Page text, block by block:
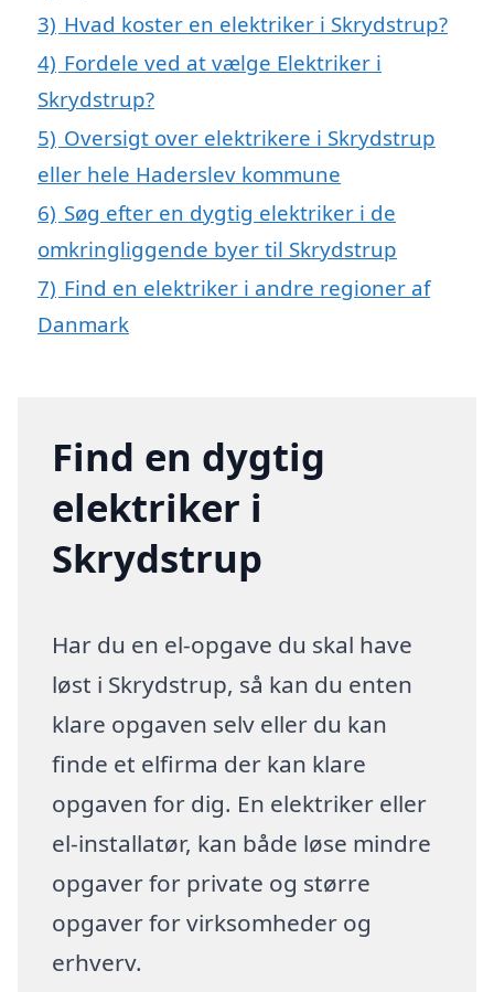
3) Hvad koster en elektriker i Skrydstrup?
4) Fordele ved at vælge Elektriker i
Skrydstrup?
5) Oversigt over elektrikere i Skrydstrup
eller hele Haderslev kommune
6) Søg efter en dygtig elektriker i de
omkringliggende byer til Skrydstrup
7) Find en elektriker i andre regioner af
Danmark
Find en dygtig
elektriker i
Skrydstrup
Har du en el-opgave du skal have
løst i Skrydstrup, så kan du enten
klare opgaven selv eller du kan
finde et elfirma der kan klare
opgaven for dig. En elektriker eller
el-installatør, kan både løse mindre
opgaver for private og større
opgaver for virksomheder og
erhverv.